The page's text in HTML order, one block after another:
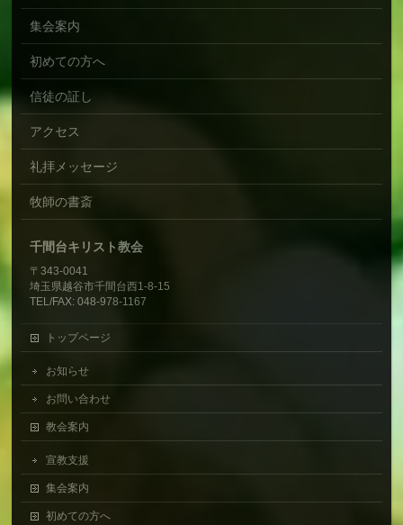
集会案内
初めての方へ
信徒の証し
アクセス
礼拝メッセージ
牧師の書斎
千間台キリスト教会
〒343-0041
埼玉県越谷市千間台西1-8-15
TEL/FAX: 048-978-1167
トップページ
お知らせ
お問い合わせ
教会案内
宣教支援
集会案内
初めての方へ